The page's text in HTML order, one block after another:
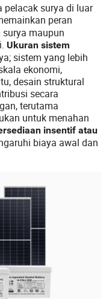
pelacak surya di luar
peran
maupun
Ukuran sistem
sistem yang lebih
ekonomi,
desain struktural
secara
terutama
untuk menahan
insentif atau
biaya awal dan